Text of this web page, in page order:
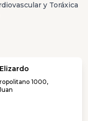
y Toráxica
1000,